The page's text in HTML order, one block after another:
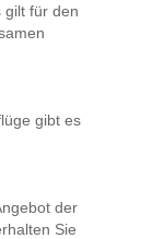
gilt für den
gibt es
der
Sie